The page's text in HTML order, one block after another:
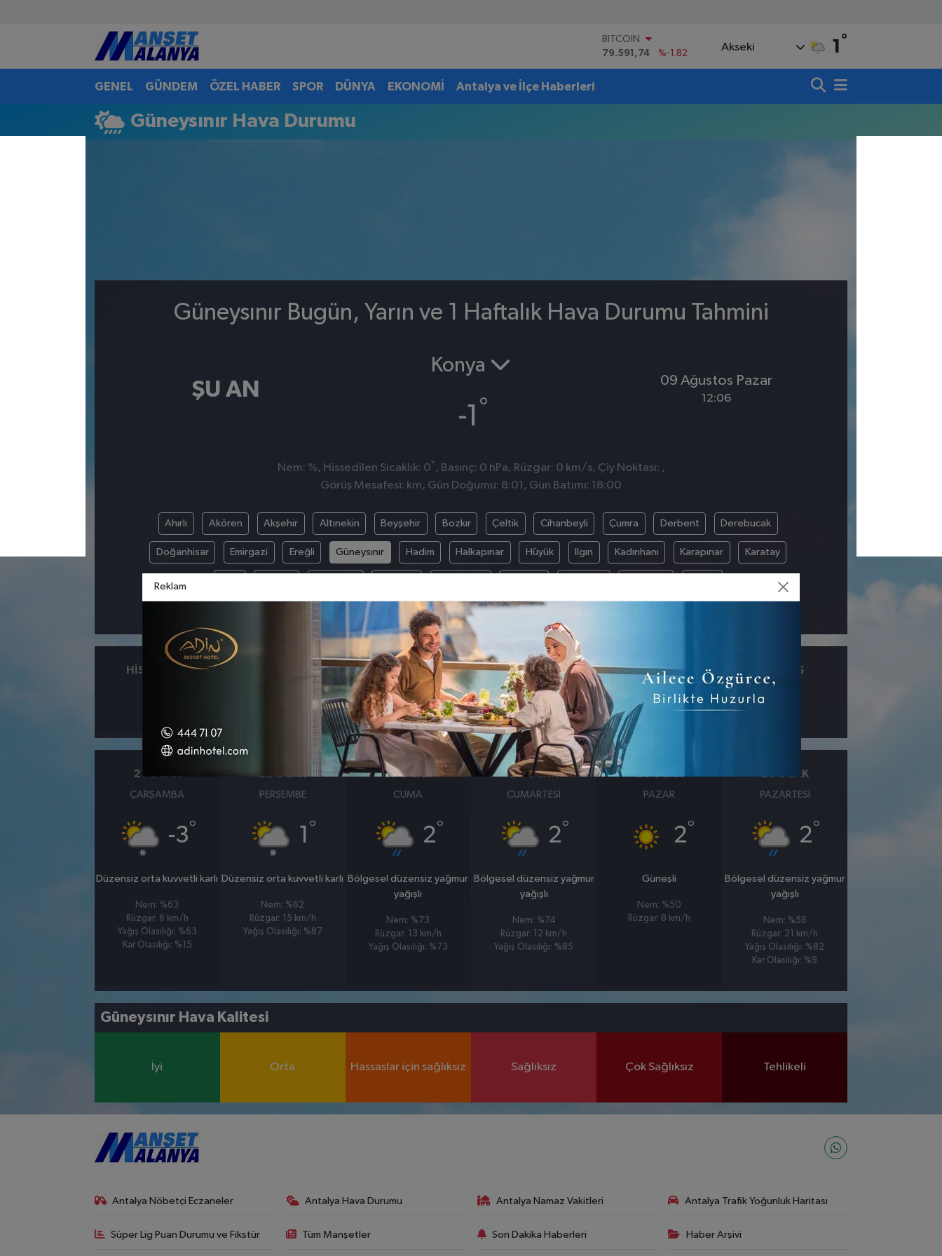
BITCOIN
79.591,74
%-1.82
DOLAR
Akseki 1 °
GENEL GÜNDEM ÖZEL HABER SPOR DÜNYA EKONOMİ Antalya ve İlçe Haberleri
Güneysınır Hava Durumu
Güneysınır Bugün, Yarın ve 1 Haftalık Hava Durumu Tahmini
ŞU AN
Konya
-1 °
09 Ağustos Pazar
12:06
Nem: %, Hissedilen Sıcaklık: 0° , Basınç: 0 hPa, Rüzgar: 0 km/s, Çiy Noktası: ,
Görüş Mesafesi: km, Gün Doğumu: 8:01, Gün Batımı: 18:00
Ahırlı Akören Akşehir Altınekin Beyşehir Bozkır Çeltik Cihanbeyli Çumra Derbent Derebucak
Doğanhisar Emirgazi Ereğli Güneysınır Hadim Halkapınar Hüyük Ilgın Kadınhanı Karapınar Karatay
HISSEDILEN BASINÇ
0hpa
RÜZGAR
0km/s
ÇIY GÖRÜŞ
21 OCAK
ÇARŞAMBA
-3°
Düzensiz orta kuvvetli karlı
Nem: %63
Rüzgar: 6 km/h
Yağış Olasılığı: %63
Kar Olasılığı: %15
22 OCAK
PERŞEMBE
1 °
Düzensiz orta kuvvetli karlı
Nem: %62
Rüzgar: 15 km/h
Yağış Olasılığı: %87
23 OCAK
CUMA
2°
Bölgesel düzensiz yağmur
yağışlı
Nem: %73
Rüzgar: 13 km/h
Yağış Olasılığı: %73
24 OCAK
CUMARTESI
2°
Bölgesel düzensiz yağmur
yağışlı
Nem: %74
Rüzgar: 12 km/h
Yağış Olasılığı: %85
25 OCAK
PAZAR
2°
Güneşli
Nem: %50
Rüzgar: 8 km/h
26 OCAK
PAZARTESI
2°
Bölgesel düzensiz yağmur
yağışlı
Nem: %58
Rüzgar: 21 km/h
Yağış Olasılığı: %82
Kar Olasılığı: %9
Güneysınır Hava Kalitesi
İyi Orta Hassaslar için sağlıksız Sağlıksız Çok Sağlıksız Tehlikeli
Antalya Nöbetçi Eczaneler Antalya Hava Durumu Antalya Namaz Vakitleri Antalya Trafik Yoğunluk Haritası
Süper Lig Puan Durumu ve Fikstür Tüm Manşetler Son Dakika Haberleri Haber Arşivi
Antalya Nöbetçi Eczaneler
Antalya Hava Durumu
Antalya Namaz Vakitleri
Reklam